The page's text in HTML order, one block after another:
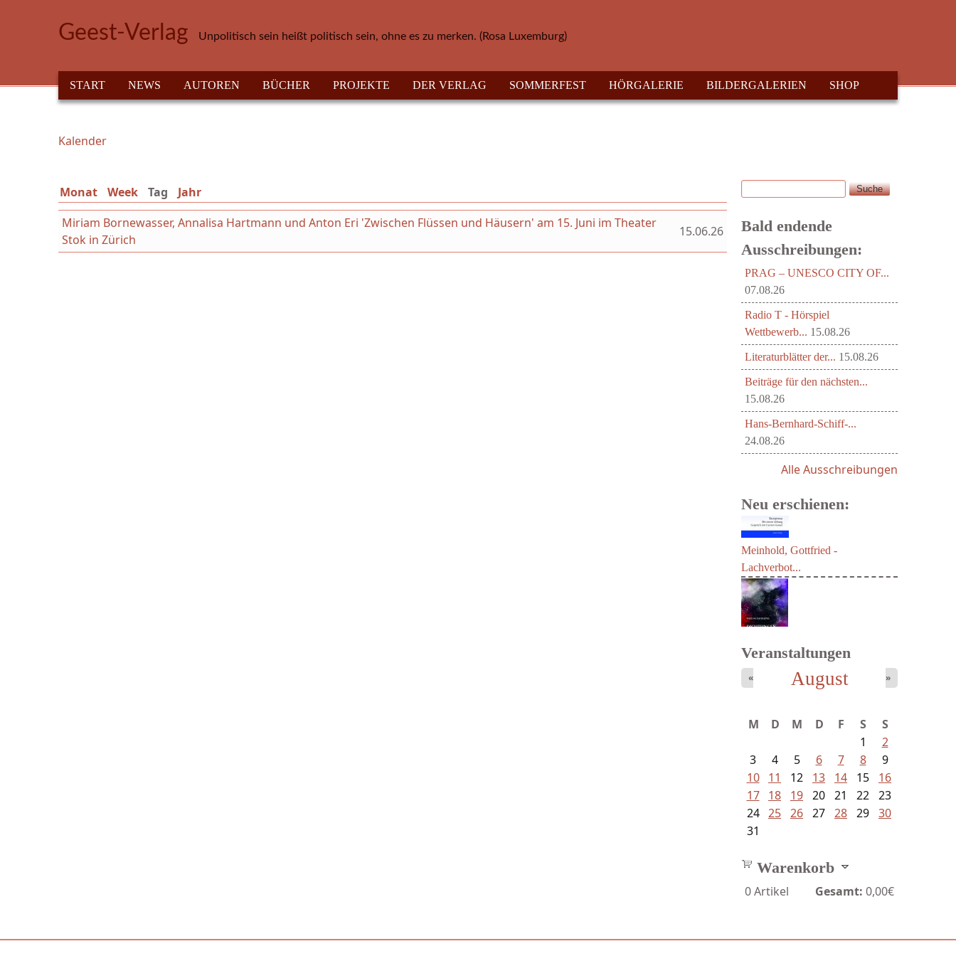
Geest-Verlag Unpolitisch sein heißt politisch sein, ohne es zu merken. (Rosa Luxemburg)
HAUPTMENÜ
START NEWS AUTOREN BÜCHER PROJEKTE DER VERLAG SOMMERFEST HÖRGALERIE BILDERGALERIEN SHOP
Sie sind hier
Kalender
Monat Week Tag (aktiver Reiter)
Jahr
Miriam Bornewasser, Annalisa Hartmann und Anton Eri 'Zwischen Flüssen und Häusern' am 15. Juni im Theater
Stok in Zürich
15.06.26
Suchformular
Suche
Bald endende
Ausschreibungen:
PRAG – UNESCO CITY OF...
07.08.26
Radio T - Hörspiel
Wettbewerb... 15.08.26
Literaturblätter der... 15.08.26
Beiträge für den nächsten...
15.08.26
Hans-Bernhard-Schiff-...
24.08.26
Alle Ausschreibungen
Neu erschienen:
Dichtungen...
Meinhold, Gottfried -
Lachverbot...
Veranstaltungen
August
« »
M D M D F S
S
1
2
3
4 5 6 7 8
9
10
11 12 13 14 15
16
17
18 19 20 21 22 23
24 25 26 27 28 29 30
31
Warenkorb
0Artikel Gesamt: 0,00€